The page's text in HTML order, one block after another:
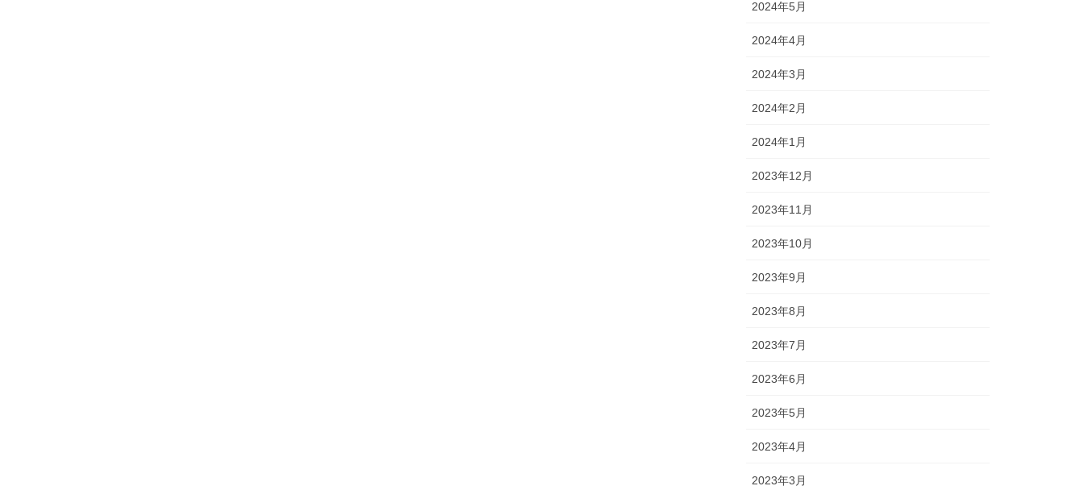
2024年5月
2024年4月
2024年3月
2024年2月
2024年1月
2023年12月
2023年11月
2023年10月
2023年9月
2023年8月
2023年7月
2023年6月
2023年5月
2023年4月
2023年3月